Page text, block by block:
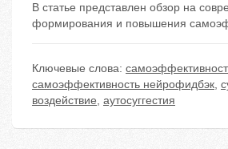
В статье представлен обзор на
формирования и повышения
Ключевые слова:
самоэффективность нейрофидбэк,
воздействие, аутосуггестия